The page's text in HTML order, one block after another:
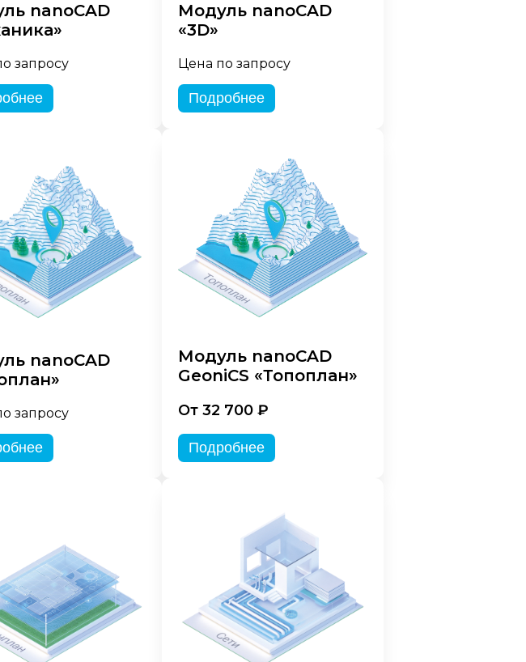
nanoCAD
запросу
Модуль nanoCAD
«3D»
Цена по запросу
Подробнее
nanoCAD
запросу
Модуль nanoCAD
GeoniCS «Топоплан»
От 32 700 ₽
Подробнее